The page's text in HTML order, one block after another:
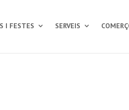
I FESTES SERVEIS